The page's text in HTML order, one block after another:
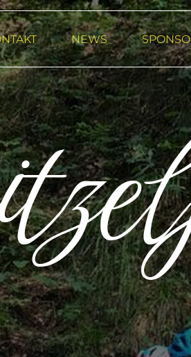
NEWS